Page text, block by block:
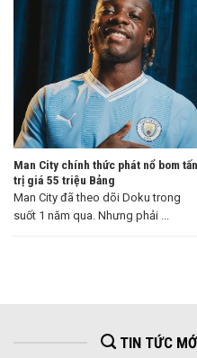
Man City chính thức phát nổ bom tấn
trị giá 55 triệu Bảng
Man City đã theo dõi Doku trong
suốt 1 năm qua. Nhưng phải ...
TIN TỨC